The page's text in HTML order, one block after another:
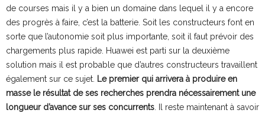
de courses mais il y a bien un domaine dans lequel il y a encore
des progrès à faire, c’est la batterie. Soit les constructeurs font en
sorte que l’autonomie soit plus importante, soit il faut prévoir des
chargements plus rapide. Huawei est parti sur la deuxième
solution mais il est probable que d’autres constructeurs travaillent
également sur ce sujet. Le premier qui arrivera à produire en
masse le résultat de ses recherches prendra nécessairement une
longueur d’avance sur ses concurrents . Il reste maintenant à savoir